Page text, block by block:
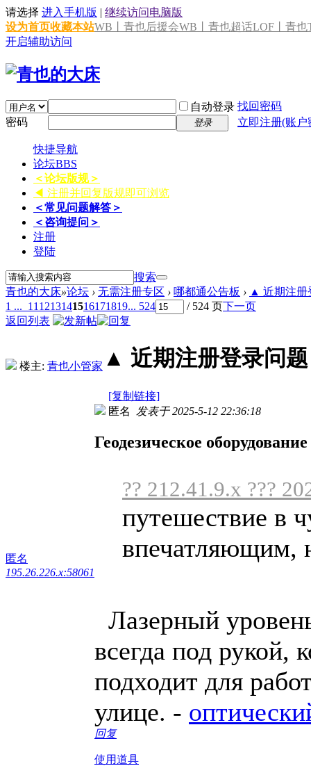
请选择 进入手机版 | 继续访问电脑版
设为首页收藏本站WB丨青也后援会WB丨青也超话LOF丨青也
开启辅助访问
自动登录 找回密码
密码
登录 立即注册(账
快捷导航
论坛BBS
＜论坛版规＞
◀ 注册并回复版规即可浏览
＜常见问题解答＞
＜咨询提问＞
注册
登陆
搜索
青也的大床»论坛 › 无需注册专区 › 哪都通公告板 › ▲ 近期注册
1 ... 11 1213141516171819... 524 / 524 页下一页
返回列表
楼主: 青也小管家 ▲ 近期注册登录问题
[复制链接]
匿名
195.26.226.x:58061
匿名 发表于 2025-5-12 22:36:18
Геодезическое оборудование
?? 212.41.9.x ???
путешествие в
впечатляющим,
Лазерный
всегда под рукой,
подходит для
улице. -
回复
使用道具